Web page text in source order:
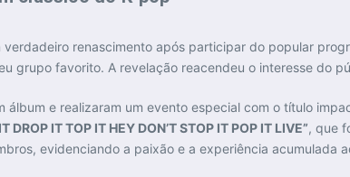
renascimento após participar do popular
grupo favorito. A revelação reacendeu o interesse do
álbum e realizaram um evento especial com o título
DROP IT TOP IT HEY DON’T STOP IT POP IT LIVE”, que
evidenciando a paixão e a experiência acumulada